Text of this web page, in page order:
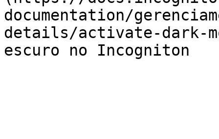
documentation/
details/activate-dark-